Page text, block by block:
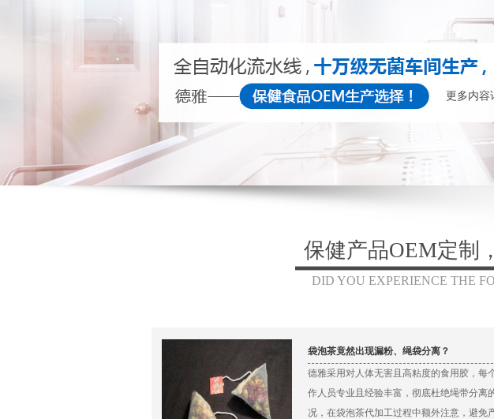
更多内容
保健产品OEM定制
DID YOU EXPERIENCE THE
袋泡茶竟然出现漏粉、绳袋分离？
德雅采用对人体无害且高粘度的食用胶，每
作人员专业且经验丰富，彻底杜绝绳带分离
况，在袋泡茶代加工过程中额外注意，避免